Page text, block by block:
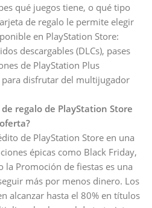
qué juegos tiene, o qué tipo
de regalo le permite elegir
en PlayStation Store:
descargables (DLCs), pases
de PlayStation Plus
para disfrutar del multijugador
regalo de PlayStation Store
de PlayStation Store en una
épicas como Black Friday,
la Promoción de fiestas es una
más por menos dinero. Los
alcanzar hasta el 80% en títulos